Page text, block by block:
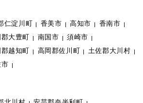
仁淀川町 香美市 高知市
香南市
大豊町 南国市
須崎市
越知町 高岡郡佐川町
土佐郡大川村
市